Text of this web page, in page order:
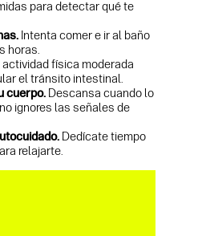
para detectar qué te
Intenta comer e ir al baño
horas.
actividad física moderada
el tránsito intestinal.
cuerpo. Descansa cuando lo
ignores las señales de
Dedícate tiempo
relajarte.